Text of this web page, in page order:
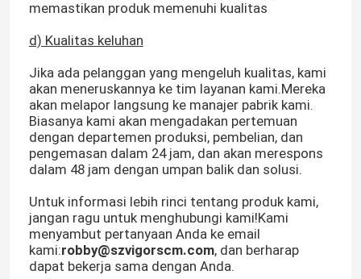
memastikan produk memenuhi kualitas
d) Kualitas keluhan
Jika ada pelanggan yang mengeluh kualitas, kami
akan meneruskannya ke tim layanan kami.Mereka
akan melapor langsung ke manajer pabrik kami.
Biasanya kami akan mengadakan pertemuan
dengan departemen produksi, pembelian, dan
pengemasan dalam 24 jam, dan akan merespons
dalam 48 jam dengan umpan balik dan solusi.
Untuk informasi lebih rinci tentang produk kami,
jangan ragu untuk menghubungi kami!Kami
menyambut pertanyaan Anda ke email
kami:robby@szvigorscm.com, dan berharap
dapat bekerja sama dengan Anda.